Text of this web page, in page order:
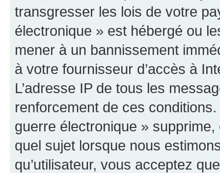
transgresser les lois de votre
électronique » est hébergé ou
mener à un bannissement
à votre fournisseur d’accès à
L’adresse IP de tous les
renforcement de ces
guerre électronique »
quel sujet lorsque nous
qu’utilisateur, vous acceptez